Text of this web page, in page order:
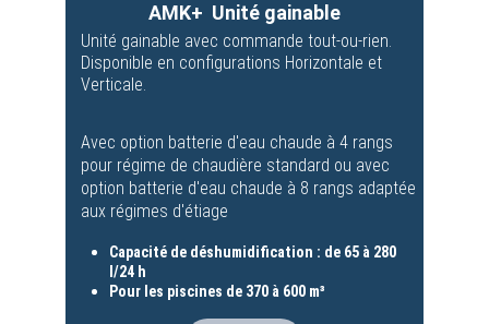
AMK+  Unité gainable
Unité gainable avec commande tout-ou-rien.
Disponible en configurations Horizontale et
Verticale.
Avec option batterie d'eau chaude à 4 rangs
pour régime de chaudière standard ou avec
option batterie d'eau chaude à 8 rangs adaptée
aux régimes d'étiage
Capacité de déshumidification : de 65 à 280
l/24 h
Pour les piscines de 370 à 600 m³